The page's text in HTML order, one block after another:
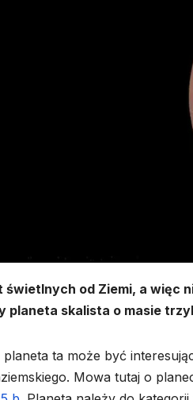
od Ziemi, a więc
planeta skalista o masie
ta może być
Mowa tutaj o